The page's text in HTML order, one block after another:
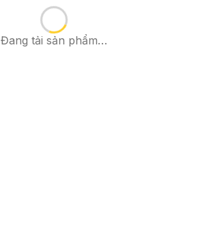
Đang tải sản phẩm…